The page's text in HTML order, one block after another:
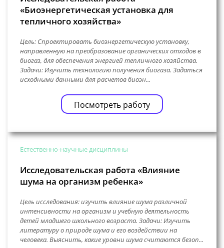
«Биоэнергетическая установка для
тепличного хозяйства»
Цель: Спроектировать биоэнергетическую установку,
направленную на преобразование органических отходов в
биогаз, для обеспечения энергией тепличного хозяйства.
Задачи: Изучить технологию получения биогаза. Задаться
исходными данными для расчетов биоэн...
Посмотреть работу
Естественно-научные дисциплины
Исследовательская работа «Влияние
шума на организм ребенка»
Цель исследования: изучить влияние шума различной
интенсивности на организм и учебную деятельность
детей младшего школьного возраста. Задачи: Изучить
литературу о природе шума и его воздействии на
человека. Выяснить, какие уровни шума считаются безоп...